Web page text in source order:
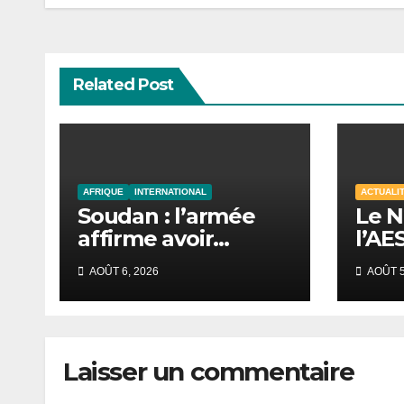
Related Post
AFRIQUE INTERNATIONAL
Soudan : l’armée
affirme avoir
repoussé une
offensive des FSR
au Darfour
AOÛT 6, 2026
Le
àAOÛT
Laisser un commentaire